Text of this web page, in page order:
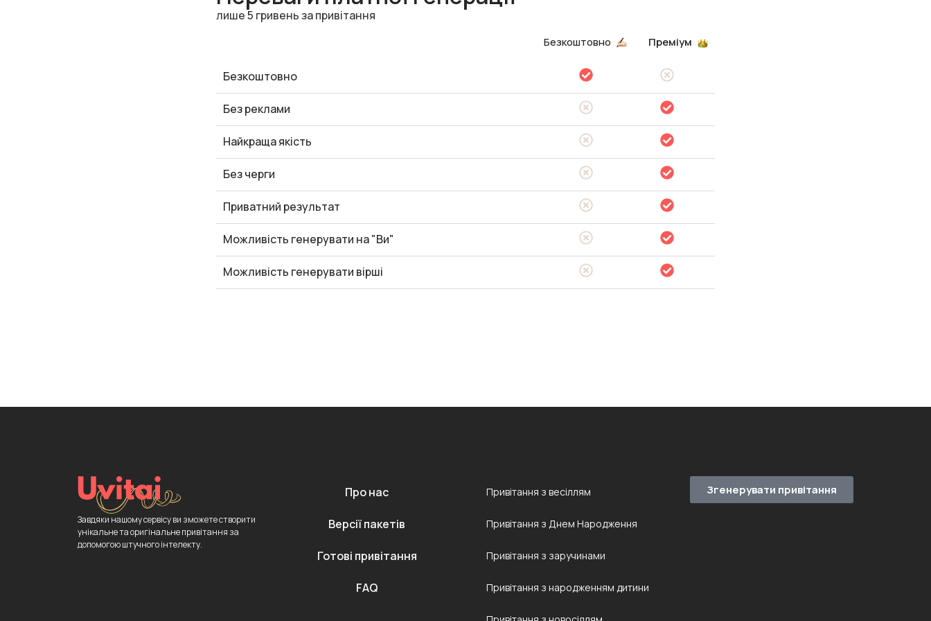
лише 5 гривень за привітання
Безкоштовно Преміум
Безкоштовно
Без реклами
Найкраща якість
Без черги
Приватний результат
Можливість генерувати на "Ви"
Можливість генерувати вірші
Завдяки нашому сервісу ви зможете створити
унікальне та оригінальне привітання за
допомогою штучного інтелекту.
Про нас
Версії пакетів
Готові привітання
FAQ
Привітання з весіллям
Привітання з Днем Народження
Привітання з заручинами
Привітання з народженням дитини
Згенерувати привітання